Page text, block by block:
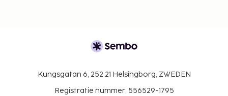
Kungsgatan 6, 252 21 Helsingborg, ZWEDEN
Registratie nummer: 556529-1795